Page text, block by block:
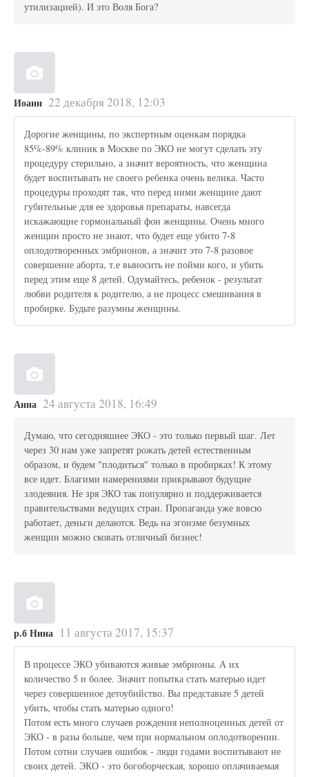
утилизацией). И это Воля Бога?
Иоанн 22 декабря 2018, 12:03
Дорогие женщины, по экспертным оценкам порядка
85%-89% клиник в Москве по ЭКО не могут сделать эту
процедуру стерильно, а значит вероятность, что женщина
будет воспитывать не своего ребенка очень велика. Часто
процедуры проходят так, что перед ними женщине дают
губительные для ее здоровья препараты, навсегда
искажающие гормональный фон женщины. Очень много
женщин просто не знают, что будет еще убито 7-8
оплодотворенных эмбрионов, а значит это 7-8 разовое
совершение аборта, т.е выносить не пойми кого, и убить
перед этим еще 8 детей. Одумайтесь, ребенок - результат
любви родителя к родителю, а не процесс смешивания в
пробирке. Будьте разумны женщины.
Анна 24 августа 2018, 16:49
Думаю, что сегодняшнее ЭКО - это только первый шаг. Лет
через 30 нам уже запретят рожать детей естественным
образом, и будем "плодиться" только в пробирках! К этому
все идет. Благими намерениями прикрывают будущие
злодеяния. Не зря ЭКО так популярно и поддерживается
правительствами ведущих стран. Пропаганда уже вовсю
работает, деньги делаются. Ведь на эгоизме безумных
женщин можно сковать отличный бизнес!
р.б Нина 11 августа 2017, 15:37
В процессе ЭКО убиваются живые эмбрионы. А их
количество 5 и более. Значит попытка стать матерью идет
через совершенное детоубийство. Вы представьте 5 детей
убить, чтобы стать матерью одного!
Потом есть много случаев рождения неполноценных детей от
ЭКО - в разы больше, чем при нормальном оплодотворении.
Потом сотни случаев ошибок - люди годами воспитывают не
своих детей. ЭКО - это богоборческая, хорошо оплачиваемая